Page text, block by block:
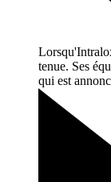
tenue. Ses
qui est